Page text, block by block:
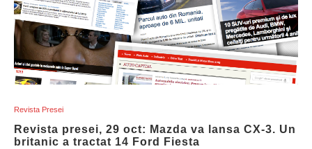
Revista Presei
Revista presei, 29 oct: Mazda va lansa CX-3. Un
britanic a tractat 14 Ford Fiesta